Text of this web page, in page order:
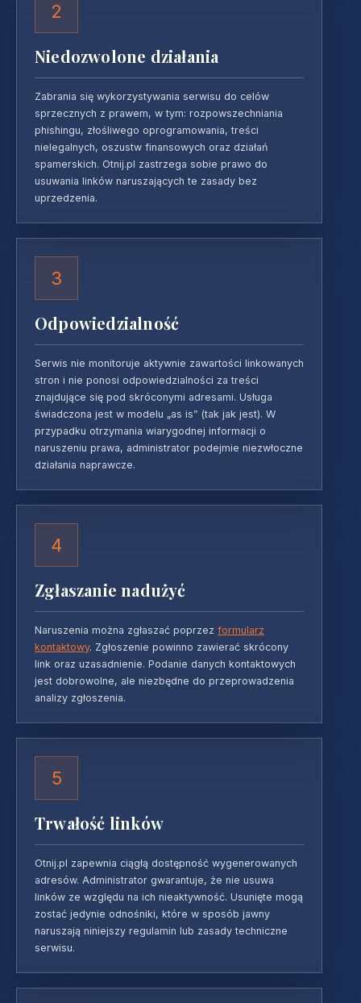
2
Niedozwolone działania
Zabrania się wykorzystywania serwisu do celów
sprzecznych z prawem, w tym: rozpowszechniania
phishingu, złośliwego oprogramowania, treści
nielegalnych, oszustw finansowych oraz działań
spamerskich. Otnij.pl zastrzega sobie prawo do
usuwania linków naruszających te zasady bez
uprzedzenia.
3
Odpowiedzialność
Serwis nie monitoruje aktywnie zawartości linkowanych
stron i nie ponosi odpowiedzialności za treści
znajdujące się pod skróconymi adresami. Usługa
świadczona jest w modelu „as is” (tak jak jest). W
przypadku otrzymania wiarygodnej informacji o
naruszeniu prawa, administrator podejmie niezwłoczne
działania naprawcze.
4
Zgłaszanie nadużyć
Naruszenia można zgłaszać poprzez formularz
kontaktowy. Zgłoszenie powinno zawierać skrócony
link oraz uzasadnienie. Podanie danych kontaktowych
jest dobrowolne, ale niezbędne do przeprowadzenia
analizy zgłoszenia.
5
Trwałość linków
Otnij.pl zapewnia ciągłą dostępność wygenerowanych
adresów. Administrator gwarantuje, że nie usuwa
linków ze względu na ich nieaktywność. Usunięte mogą
zostać jedynie odnośniki, które w sposób jawny
naruszają niniejszy regulamin lub zasady techniczne
serwisu.